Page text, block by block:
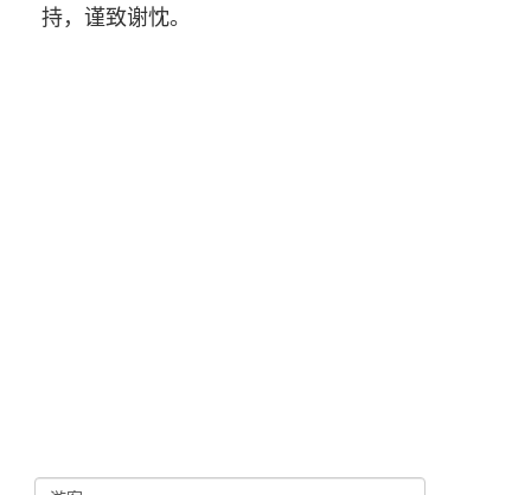
持，谨致谢忱。